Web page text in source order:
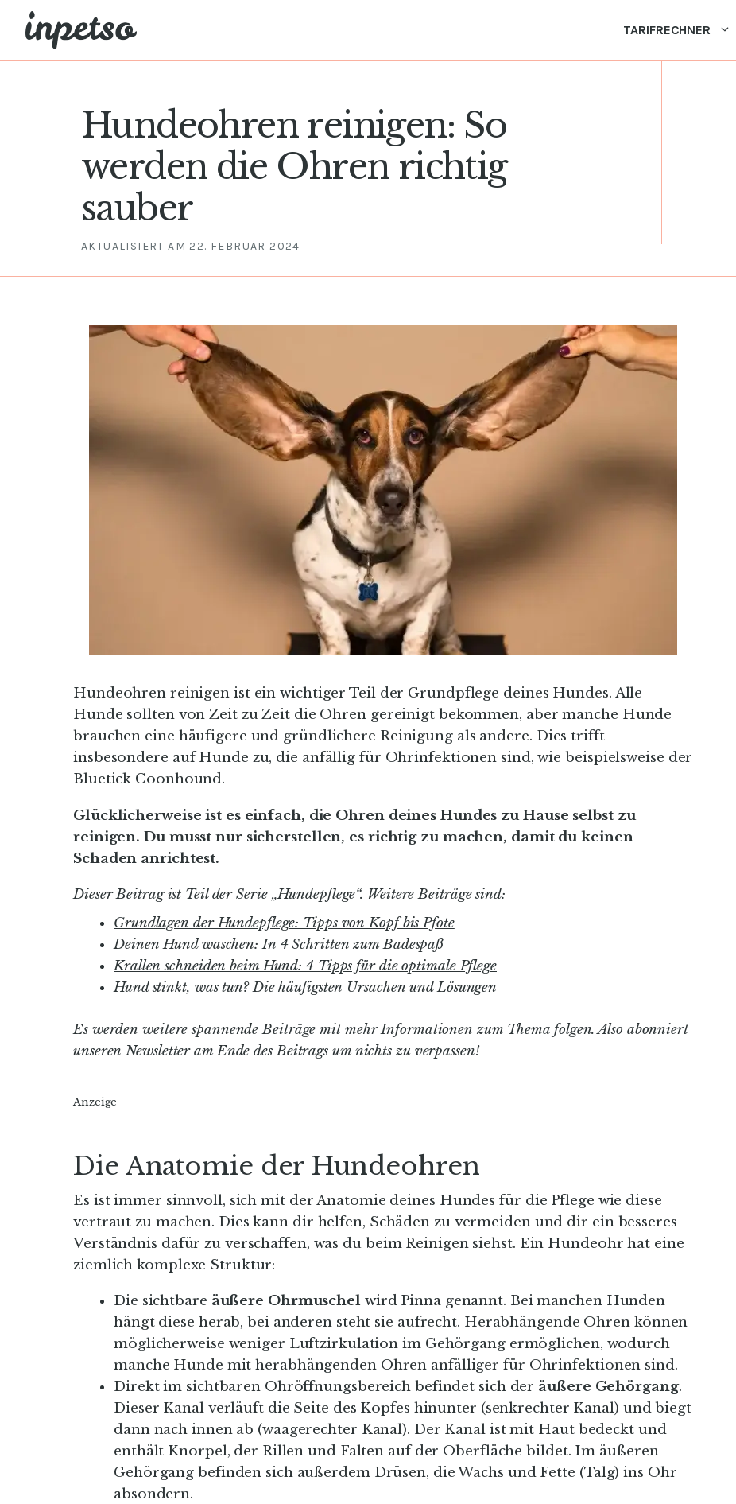
Zum
Inhalt
springen
TARIFRECHNER
Hundeohren reinigen: So
werden die Ohren richtig
sauber
AKTUALISIERT AM 22. FEBRUAR 2024
Hundeohren reinigen ist ein wichtiger Teil der Grundpflege deines Hundes. Alle
Hunde sollten von Zeit zu Zeit die Ohren gereinigt bekommen, aber manche Hunde
brauchen eine häufigere und gründlichere Reinigung als andere. Dies trifft
insbesondere auf Hunde zu, die anfällig für Ohrinfektionen sind, wie beispielsweise der
Bluetick Coonhound.
Glücklicherweise ist es einfach, die Ohren deines Hundes zu Hause selbst zu
reinigen. Du musst nur sicherstellen, es richtig zu machen, damit du keinen
Schaden anrichtest.
Dieser Beitrag ist Teil der Serie „Hundepflege“. Weitere Beiträge sind:
Grundlagen der Hundepflege: Tipps von Kopf bis Pfote
Deinen Hund waschen: In 4 Schritten zum Badespaß
Krallen schneiden beim Hund: 4 Tipps für die optimale Pflege
Hund stinkt, was tun? Die häufigsten Ursachen und Lösungen
Es werden weitere spannende Beiträge mit mehr Informationen zum Thema folgen. Also abonniert
unseren Newsletter am Ende des Beitrags um nichts zu verpassen!
Anzeige
Die Anatomie der Hundeohren
Es ist immer sinnvoll, sich mit der Anatomie deines Hundes für die Pflege wie diese
vertraut zu machen. Dies kann dir helfen, Schäden zu vermeiden und dir ein besseres
Verständnis dafür zu verschaffen, was du beim Reinigen siehst. Ein Hundeohr hat eine
ziemlich komplexe Struktur:
Die sichtbare äußere Ohrmuschelwird Pinna genannt. Bei manchen Hunden
hängt diese herab, bei anderen steht sie aufrecht. Herabhängende Ohren können
möglicherweise weniger Luftzirkulation im Gehörgang ermöglichen, wodurch
manche Hunde mit herabhängenden Ohren anfälliger für Ohrinfektionen sind.
Direkt im sichtbaren Ohröffnungsbereich befindet sich der äußere Gehörgang.
Dieser Kanal verläuft die Seite des Kopfes hinunter (senkrechter Kanal) und biegt
dann nach innen ab (waagerechter Kanal). Der Kanal ist mit Haut bedeckt und
enthält Knorpel, der Rillen und Falten auf der Oberfläche bildet. Im äußeren
Gehörgang befinden sich außerdem Drüsen, die Wachs und Fette (Talg) ins Ohr
absondern.